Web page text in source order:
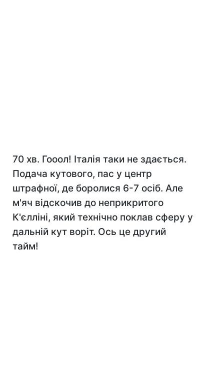
70 хв. Гооол! Італія таки не здається.
Подача кутового, пас у центр
штрафної, де боролися 6-7 осіб. Але
м'яч відскочив до неприкритого
К'єлліні, який технічно поклав сферу у
дальній кут воріт. Ось це другий
тайм!